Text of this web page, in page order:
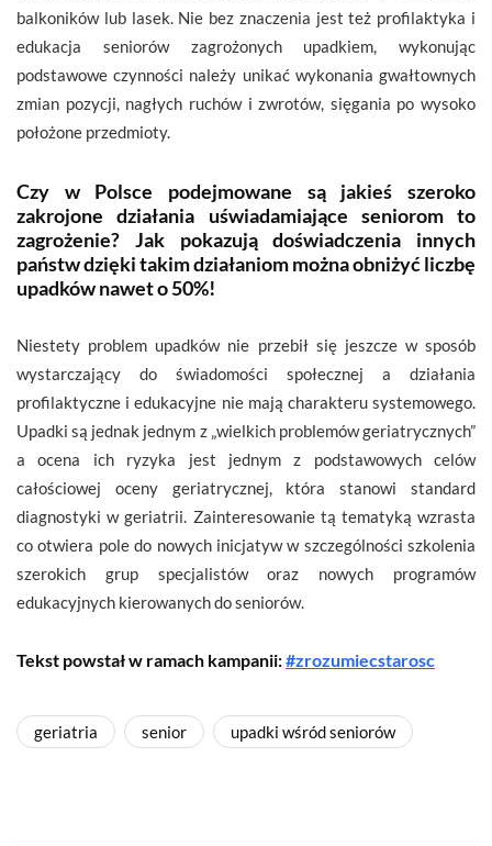
balkoników lub lasek. Nie bez znaczenia jest też profilaktyka i
edukacja seniorów zagrożonych upadkiem, wykonując
podstawowe czynności należy unikać wykonania gwałtownych
zmian pozycji, nagłych ruchów i zwrotów, sięgania po wysoko
położone przedmioty.
Czy w Polsce podejmowane są jakieś szeroko
zakrojone działania uświadamiające seniorom to
zagrożenie? Jak pokazują doświadczenia innych
państw dzięki takim działaniom można obniżyć liczbę
upadków nawet o 50%!
Niestety problem upadków nie przebił się jeszcze w sposób
wystarczający do świadomości społecznej a działania
profilaktyczne i edukacyjne nie mają charakteru systemowego.
Upadki są jednak jednym z „wielkich problemów geriatrycznych”
a ocena ich ryzyka jest jednym z podstawowych celów
całościowej oceny geriatrycznej, która stanowi standard
diagnostyki w geriatrii. Zainteresowanie tą tematyką wzrasta
co otwiera pole do nowych inicjatyw w szczególności szkolenia
szerokich grup specjalistów oraz nowych programów
edukacyjnych kierowanych do seniorów.
Tekst powstał w ramach kampanii:#zrozumiecstarosc
geriatria senior upadki wśród seniorów